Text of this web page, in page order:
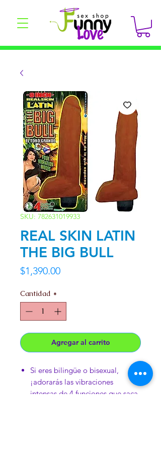
SKU: 782631019933
REAL SKIN LATIN
THE BIG BULL
$1,390.00Precio
Cantidad *
Agregar al carrito
Si eres bilingüe o bisexual,
¡adorarás las vibraciones
intensas de 4 funciones que saca